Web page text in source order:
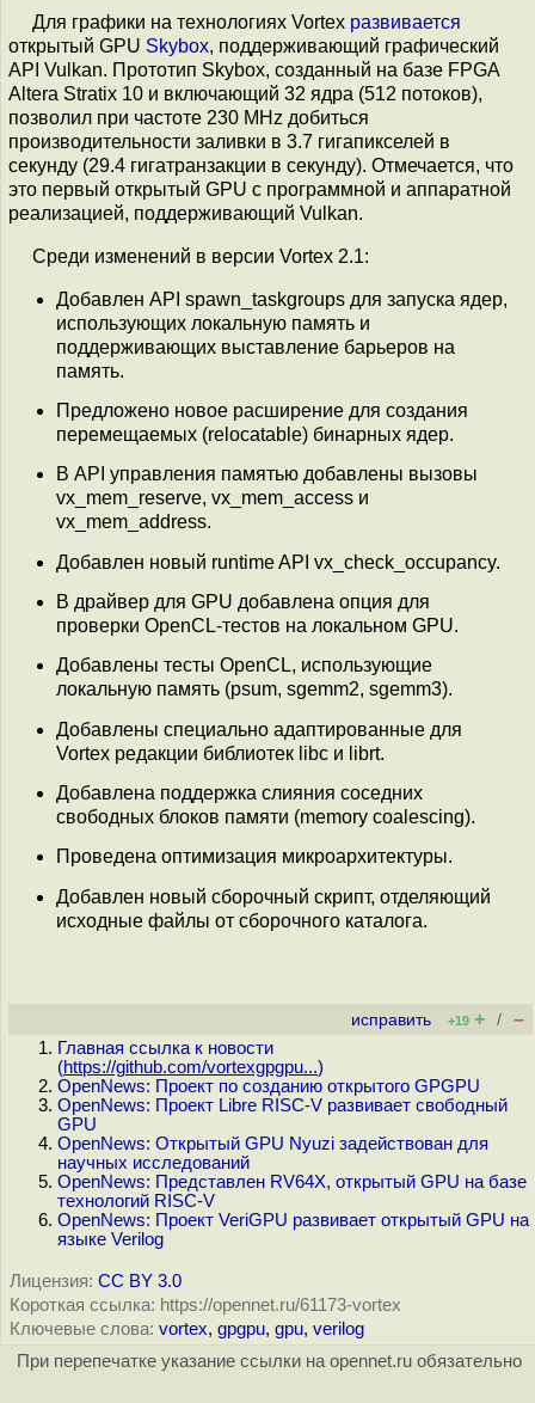
Для графики на технологиях Vortex развивается
открытый GPU Skybox, поддерживающий графический
API Vulkan. Прототип Skybox, созданный на базе FPGA
Altera Stratix 10 и включающий 32 ядра (512 потоков),
позволил при частоте 230 MHz добиться
производительности заливки в 3.7 гигапикселей в
секунду (29.4 гигатранзакции в секунду). Отмечается, что
это первый открытый GPU с программной и аппаратной
реализацией, поддерживающий Vulkan.
Среди изменений в версии Vortex 2.1:
Добавлен API spawn_taskgroups для запуска ядер,
использующих локальную память и
поддерживающих выставление барьеров на
память.
Предложено новое расширение для создания
перемещаемых (relocatable) бинарных ядер.
В API управления памятью добавлены вызовы
vx_mem_reserve, vx_mem_access и
vx_mem_address.
Добавлен новый runtime API vx_check_occupancy.
В драйвер для GPU добавлена опция для
проверки OpenCL-тестов на локальном GPU.
Добавлены тесты OpenCL, использующие
локальную память (psum, sgemm2, sgemm3).
Добавлены специально адаптированные для
Vortex редакции библиотек libc и librt.
Добавлена поддержка слияния соседних
свободных блоков памяти (memory coalescing).
Проведена оптимизация микроархитектуры.
Добавлен новый сборочный скрипт, отделяющий
исходные файлы от сборочного каталога.
исправить +19 + / –
Главная ссылка к новости
(https://github.com/vortexgpgpu...)
OpenNews: Проект по созданию открытого GPGPU
OpenNews: Проект Libre RISC-V развивает свободный
GPU
OpenNews: Открытый GPU Nyuzi задействован для
научных исследований
OpenNews: Представлен RV64X, открытый GPU на базе
технологий RISC-V
OpenNews: Проект VeriGPU развивает открытый GPU на
языке Verilog
Лицензия: CC BY 3.0
Короткая ссылка: https://opennet.ru/61173-vortex
Ключевые слова: vortex, gpgpu, gpu, verilog
При перепечатке указание ссылки на opennet.ru обязательно